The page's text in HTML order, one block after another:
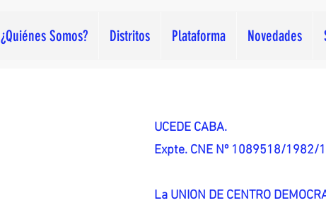
¿Quiénes Somos? Distritos Plataforma Novedades
UCEDE CABA.
Expte. CNE Nº 1089518/1982/1
La UNION DE CENTRO